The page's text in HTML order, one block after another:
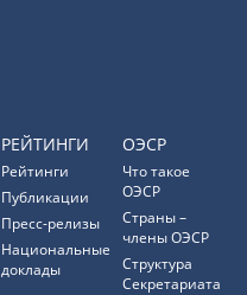
РЕЙТИНГИ
Рейтинги
Публикации
Пресс-релизы
Национальные
доклады
ОЭСР
Что такое
ОЭСР
Страны –
члены ОЭСР
Структура
Секретариата